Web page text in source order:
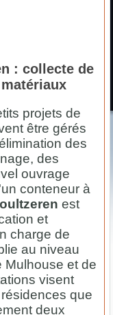
: collecte de
projets de
être gérés
des
des
ouvrage
conteneur à
est
et
charge de
au niveau
Mulhouse et de
visent
que
deux